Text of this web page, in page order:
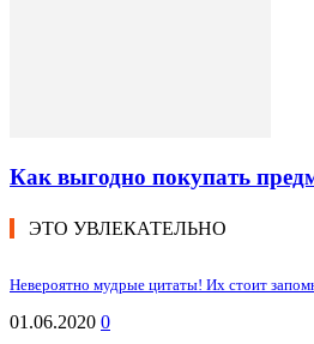
Как выгодно покупать
ЭТО УВЛЕКАТЕЛЬНО
Невероятно мудрые цитаты! Их стоит
01.06.2020 0